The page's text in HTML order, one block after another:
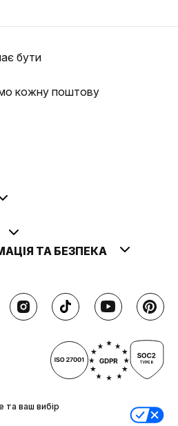
бути
кожну поштову
ТА БЕЗПЕКА
та ваш вибір